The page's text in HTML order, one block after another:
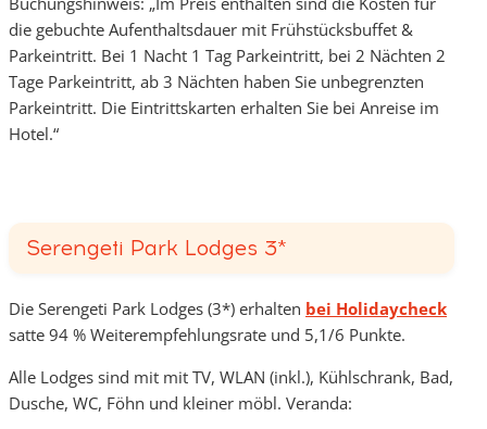
die gebuchte Aufenthaltsdauer mit Frühstücksbuffet &
Parkeintritt. Bei 1 Nacht 1 Tag Parkeintritt, bei 2 Nächten 2
Tage Parkeintritt, ab 3 Nächten haben Sie unbegrenzten
Parkeintritt. Die Eintrittskarten erhalten Sie bei Anreise im
Hotel.“
Serengeti Park Lodges 3*
Die Serengeti Park Lodges (3*) erhalten bei Holidaycheck
satte 94 % Weiterempfehlungsrate und 5,1/6 Punkte.
Alle Lodges sind mit mit TV, WLAN (inkl.), Kühlschrank, Bad,
Dusche, WC, Föhn und kleiner möbl. Veranda: